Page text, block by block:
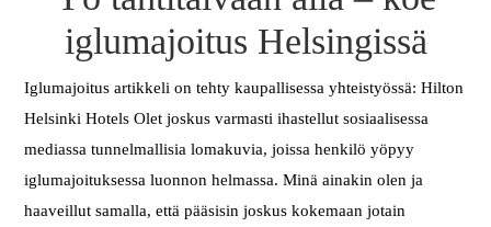
iglumajoitus Helsingissä
Iglumajoitus artikkeli on tehty kaupallisessa yhteistyössä: Hilton
Helsinki Hotels Olet joskus varmasti ihastellut sosiaalisessa
mediassa tunnelmallisia lomakuvia, joissa henkilö yöpyy
iglumajoituksessa luonnon helmassa. Minä ainakin olen ja
haaveillut samalla, että pääsisin joskus kokemaan jotain